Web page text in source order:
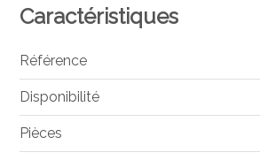
Caractéristiques
Référence
Disponibilité
Pièces